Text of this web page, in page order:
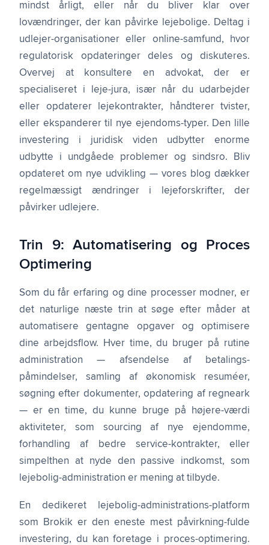
mindst årligt, eller når du bliver klar over
lovændringer, der kan påvirke lejebolige. Deltag i
udlejer-organisationer eller online-samfund, hvor
regulatorisk opdateringer deles og diskuteres.
Overvej at konsultere en advokat, der er
specialiseret i leje-jura, især når du udarbejder
eller opdaterer lejekontrakter, håndterer tvister,
eller ekspanderer til nye ejendoms-typer. Den lille
investering i juridisk viden udbytter enorme
udbytte i undgåede problemer og sindsro. Bliv
opdateret om nye udvikling — vores blog dækker
regelmæssigt ændringer i lejeforskrifter, der
påvirker udlejere.
Trin 9: Automatisering og Proces
Optimering
Som du får erfaring og dine processer modner, er
det naturlige næste trin at søge efter måder at
automatisere gentagne opgaver og optimisere
dine arbejdsflow. Hver time, du bruger på rutine
administration — afsendelse af betalings-
påmindelser, samling af økonomisk resuméer,
søgning efter dokumenter, opdatering af regneark
— er en time, du kunne bruge på højere-værdi
aktiviteter, som sourcing af nye ejendomme,
forhandling af bedre service-kontrakter, eller
simpelthen at nyde den passive indkomst, som
lejebolig-administration er mening at tilbyde.
En dedikeret lejebolig-administrations-platform
som Brokik er den eneste mest påvirkning-fulde
investering, du kan foretage i proces-optimering.